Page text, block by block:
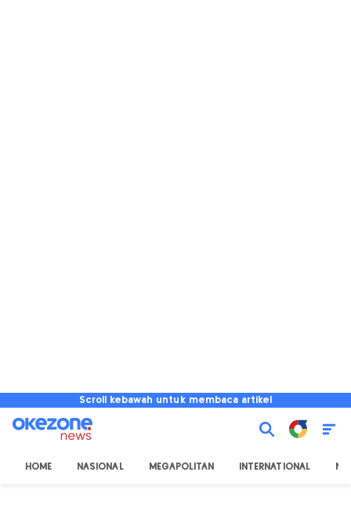
Scroll kebawah untuk membaca artikel
HOME NASIONAL MEGAPOLITAN INTERNATIONAL